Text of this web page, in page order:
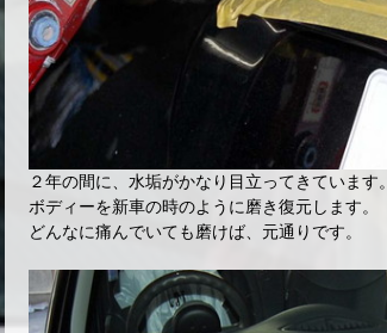
２年の間に、水垢がかなり目立ってきています。
ボディーを新車の時のように磨き復元します。
どんなに痛んでいても磨けば、元通りです。